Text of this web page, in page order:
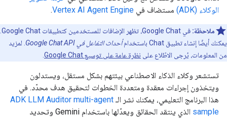
الوكلاء (ADK)
مستضاف في Vertex AI Agent Engine
.
ملاحظة:
يمكنك أيضًا إنشاء تطبيق Chat باستخدام
أحداث التفاعل في Google Chat API
. لمزيد
من المعلومات، يُرجى الاطّلاع على نظرة عامة على توسيع Google Chat
تستشعر وكلاء الذكاء الاصطناعي بيئتهم بشكل مستقل، ويستدلون
ويتخذون إجراءات معقدة ومتعددة الخطوات لتحقيق هدف محدّد. في
هذا البرنامج التعليمي، يمكنك نشر الـ ADK LLM Auditor multi-agent
sample
الذي ينتقد الحقائق ويعدّلها باستخدام Gemini وتحديد